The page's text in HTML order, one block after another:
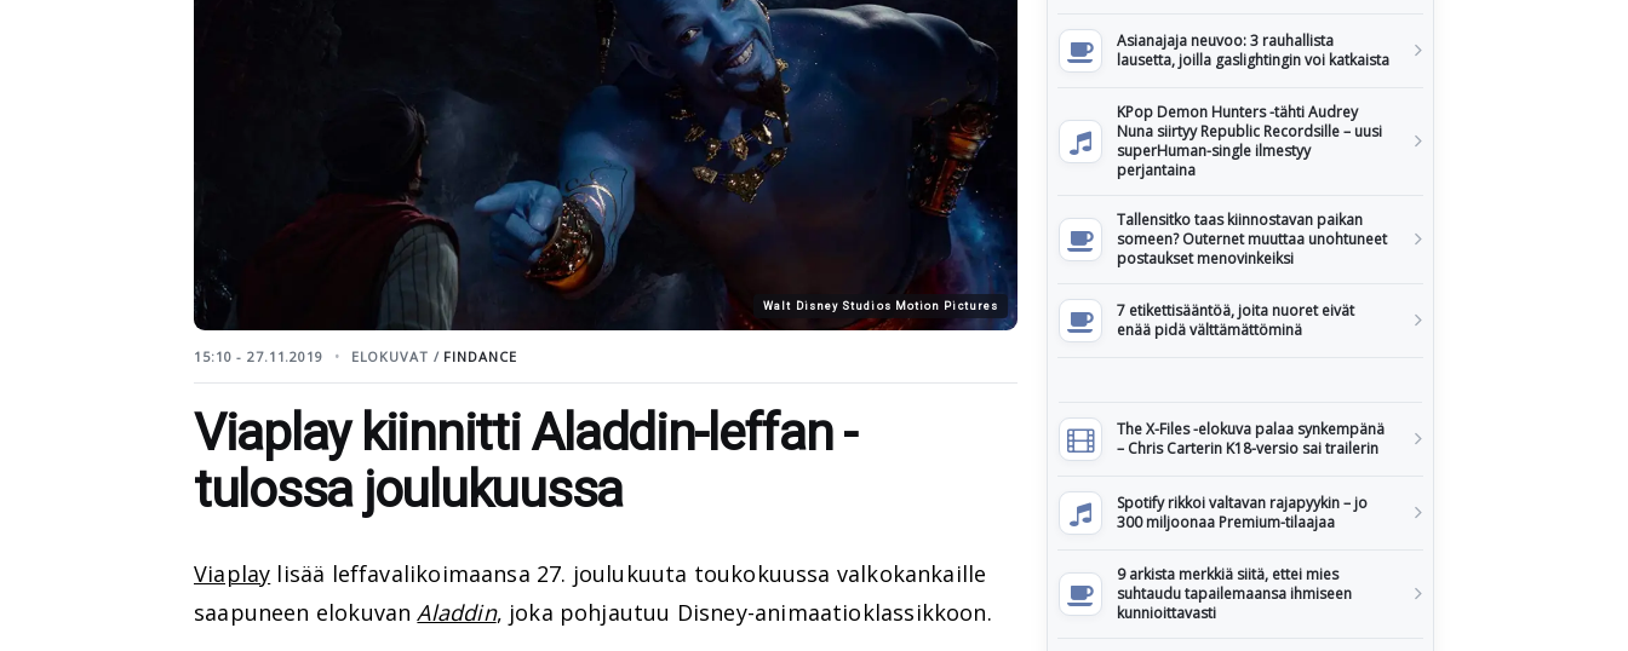
Walt Disney Studios Motion Pictures
15:10 - 27.11.2019 ELOKUVAT / FINDANCE
Viaplay kiinnitti Aladdin-leffan -
tulossa joulukuussa
Viaplay lisää leffavalikoimaansa 27. joulukuuta toukokuussa valkokankaille
saapuneen elokuvanAladdin, joka pohjautuu Disney-animaatioklassikkoon.
Asianajaja neuvoo: 3 rauhallista
lausetta, joilla gaslightingin voi katkaista
KPop Demon Hunters -tähti Audrey
Nuna siirtyy Republic Recordsille – uusi
superHuman-single ilmestyy
perjantaina
Tallensitko taas kiinnostavan paikan
someen? Outernet muuttaa unohtuneet
postaukset menovinkeiksi
7 etikettisääntöä, joita nuoret eivät
enää pidä välttämättöminä
The X-Files -elokuva palaa synkempänä
– Chris Carterin K18-versio sai trailerin
Spotify rikkoi valtavan rajapyykin – jo
300 miljoonaa Premium-tilaajaa
9 arkista merkkiä siitä, ettei mies
suhtaudu tapailemaansa ihmiseen
kunnioittavasti